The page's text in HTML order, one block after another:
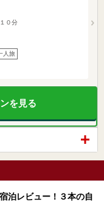
０分
人旅
を見る
泊レビュー！３本の自